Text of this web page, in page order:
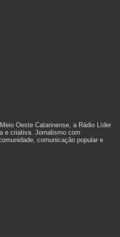
Oeste Catarinense, a Rádio Líder
e criativa. Jornalismo com
comunicação popular e